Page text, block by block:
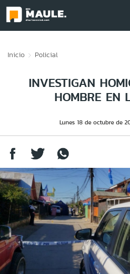
Inicio Policial
INVESTIGAN
HOMBRE EN
Lunes 18 de octubre de